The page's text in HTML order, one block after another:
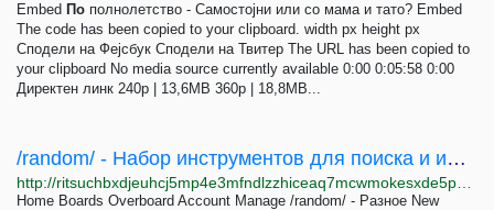
Embed По полнолетство - Самостојни или со мама и тато? Embed
The code has been copied to your clipboard. width px height px
Сподели на Фејсбук Сподели на Твитер The URL has been copied to
your clipboard No media source currently available 0:00 0:05:58 0:00
Директен линк 240p | 13,6MB 360p | 18,8MB...
/random/ - Набор инструментов для поиска и идентификации - Часть 1 Поиск по...
Home Boards Overboard Account Manage /random/ - Разное New